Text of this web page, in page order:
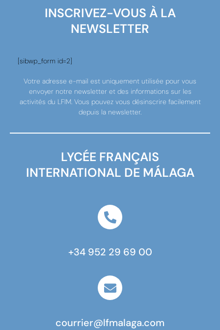
LYCÉE FRANÇAIS
INTERNATIONAL DE MÁLAGA
+34 952 29 69 00
courrier@lfmalaga.com
INSCRIVEZ-VOUS À LA
NEWSLETTER
[sibwp_form id=2]
Votre adresse e-mail est uniquement utilisée pour vous
envoyer notre newsletter et des informations sur les
activités du LFIM. Vous pouvez vous désinscrire facilement
depuis la newsletter.